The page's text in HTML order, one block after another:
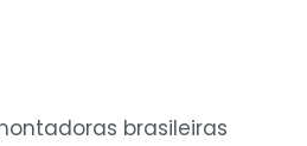
brasileiras